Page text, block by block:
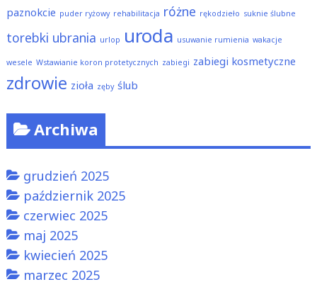
paznokcie puder ryżowy rehabilitacja różne rękodzieło suknie ślubne
torebki ubrania urlop uroda usuwanie rumienia wakacje
wesele Wstawianie koron protetycznych zabiegi zabiegi kosmetyczne
zdrowie zioła zęby ślub
Archiwa
grudzień 2025
październik 2025
czerwiec 2025
maj 2025
kwiecień 2025
marzec 2025